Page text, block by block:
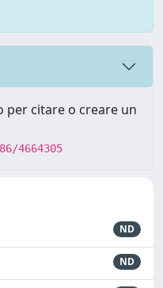
per citare o creare un
4664305
ND
ND